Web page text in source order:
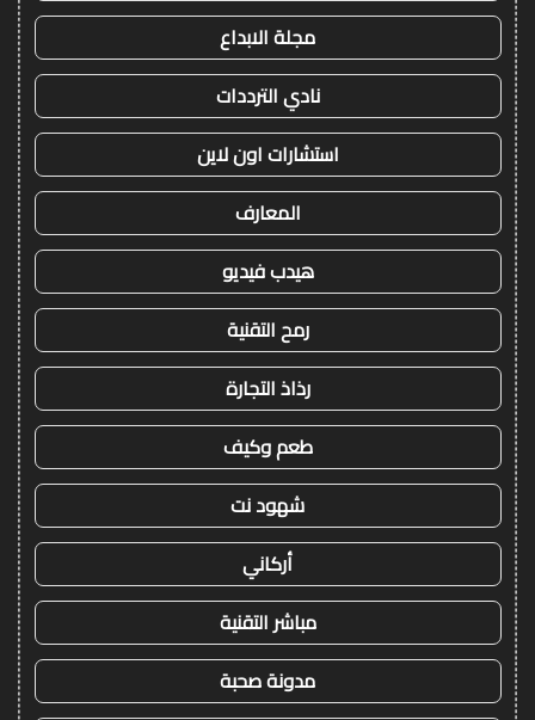
مجلة الابداع
نادي الترددات
استشارات اون لاين
المعارف
هيدب فيديو
رمح التقنية
رذاذ التجارة
طعم وكيف
شهود نت
أركاني
مباشر التقنية
مدونة صحبة